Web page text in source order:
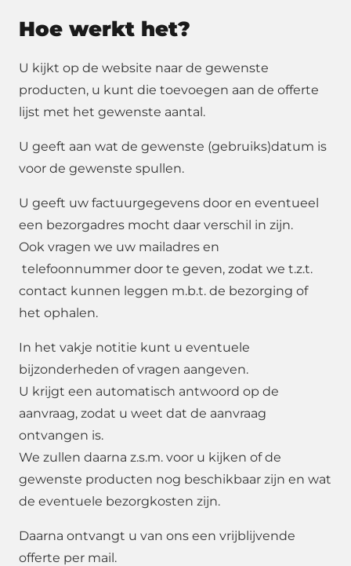
Hoe werkt het?
U kijkt op de website naar de gewenste
producten, u kunt die toevoegen aan de offerte
lijst met het gewenste aantal.
U geeft aan wat de gewenste (gebruiks)datum is
voor de gewenste spullen.
U geeft uw factuurgegevens door en eventueel
een bezorgadres mocht daar verschil in zijn.
Ook vragen we uw mailadres en
telefoonnummer door te geven, zodat we t.z.t.
contact kunnen leggen m.b.t. de bezorging of
het ophalen.
In het vakje notitie kunt u eventuele
bijzonderheden of vragen aangeven.
U krijgt een automatisch antwoord op de
aanvraag, zodat u weet dat de aanvraag
ontvangen is.
We zullen daarna z.s.m. voor u kijken of de
gewenste producten nog beschikbaar zijn en wat
de eventuele bezorgkosten zijn.
Daarna ontvangt u van ons een vrijblijvende
offerte per mail.